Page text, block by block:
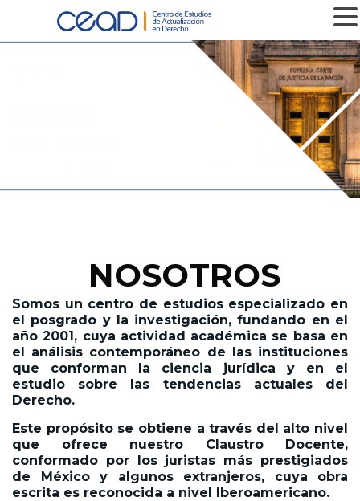
MÁS INFOMACIÓN
NOSOTROS
Somos un centro de estudios especializado en
el posgrado y la investigación,fundando en el
año 2001, cuya actividad académica se basa en
el análisis contemporáneo de las instituciones
que conforman la ciencia jurídica y en el
estudio sobre las tendencias actuales del
Derecho.
Este propósito se obtiene a través del alto nivel
que ofrece nuestro Claustro Docente,
conformado por los juristas más prestigiados
de México y algunos extranjeros, cuya obra
escrita es reconocida a nivel Iberoamericano.